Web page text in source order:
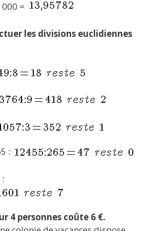
=
les divisions euclidiennes
:
4 personnes coûte 6 €.